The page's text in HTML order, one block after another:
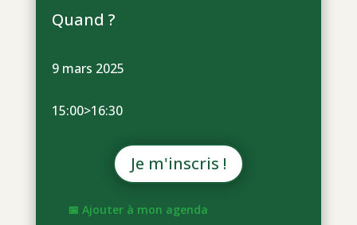
Quand ?
9 mars 2025
15:00>16:30
Je m'inscris !
📅 Ajouter à mon agenda